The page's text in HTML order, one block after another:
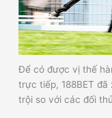
Để có được vị thế
trực tiếp, 188BET
trội so với các đối